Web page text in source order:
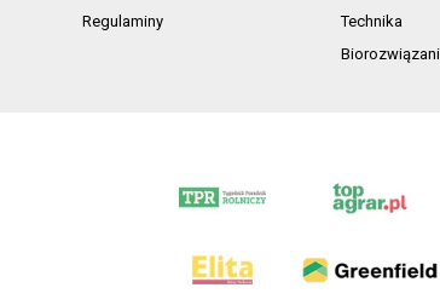
Regulaminy
Technika